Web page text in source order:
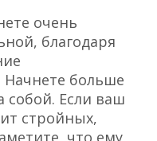
очень
благодаря
Начнете больше
собой. Если ваш
стройных,
что ему